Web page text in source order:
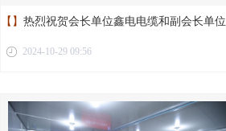
【】 热烈祝贺会长单位鑫电电缆和副会长单位
新蓉电缆荣获“成都工业精品”称号
2024-10-29 09:56